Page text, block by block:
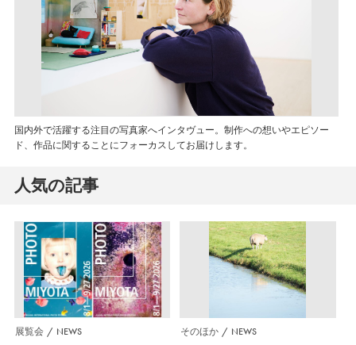
国内外で活躍する注目の写真家へインタヴュー。制作への想いやエピソー
ド、作品に関することにフォーカスしてお届けします。
人気の記事
展覧会 NEWS そのほか NEWS